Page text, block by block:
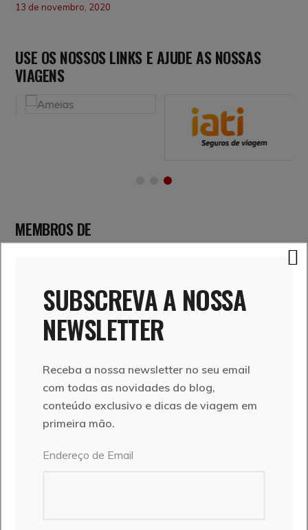
13 de novembro, 2020
USE OS NOSSOS LINKS E AJUDE AS NOSSAS
VIAGENS
MEMBROS DE
PUBLICIDADE
CATEGORIAS
Alentejo
SUBSCREVA A NOSSA
NEWSLETTER
Receba a nossa newsletter no seu email
com todas as novidades do blog,
conteúdo exclusivo e dicas de viagem em
primeira mão.
Endereço de Email